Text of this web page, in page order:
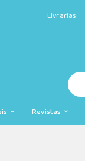
Livrarias
Revistas